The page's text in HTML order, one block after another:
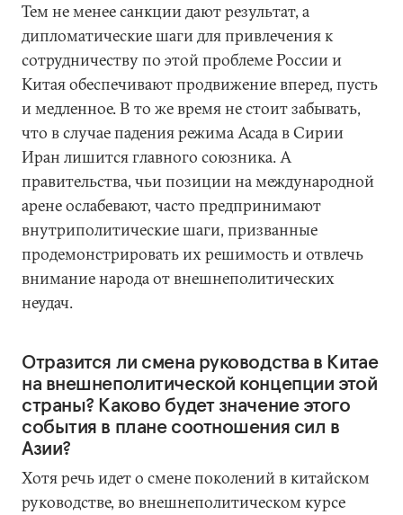
Тем не менее санкции дают результат, а
дипломатические шаги для привлечения к
сотрудничеству по этой проблеме России и
Китая обеспечивают продвижение вперед, пусть
и медленное. В то же время не стоит забывать,
что в случае падения режима Асада в Сирии
Иран лишится главного союзника. А
правительства, чьи позиции на международной
арене ослабевают, часто предпринимают
внутриполитические шаги, призванные
продемонстрировать их решимость и отвлечь
внимание народа от внешнеполитических
неудач.
Отразится ли смена руководства в Китае
на внешнеполитической концепции этой
страны? Каково будет значение этого
события в плане соотношения сил в
Азии?
Хотя речь идет о смене поколений в китайском
руководстве, во внешнеполитическом курсе